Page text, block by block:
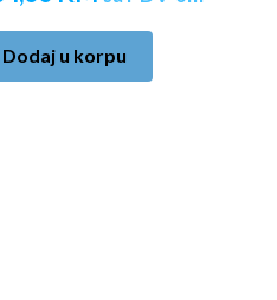
Dodaj u korpu